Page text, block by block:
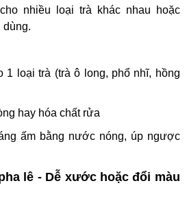
nhiều loại trà khác nhau hoặc
dùng.
1 loại trà (trà ô long, phổ nhĩ, hồng
hay hóa chất rửa
ấm bằng nước nóng, úp ngược
lê - Dễ xước hoặc đổi màu